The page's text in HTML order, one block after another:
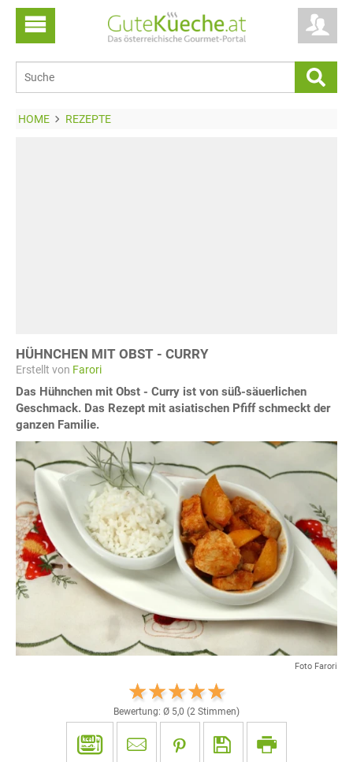
HOME REZEPTE
HÜHNCHEN MIT OBST - CURRY
Erstellt von Farori
Das Hühnchen mit Obst - Curry ist von süß-säuerlichen
Geschmack. Das Rezept mit asiatischen Pfiff schmeckt der
ganzen Familie.
Foto Farori
Bewertung: Ø 5,0 (2 Stimmen)